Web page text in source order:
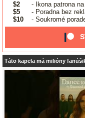
$2
- Ikona patrona
$5
- Poradna bez
$10
- Soukromé
Táto kapela má milióny